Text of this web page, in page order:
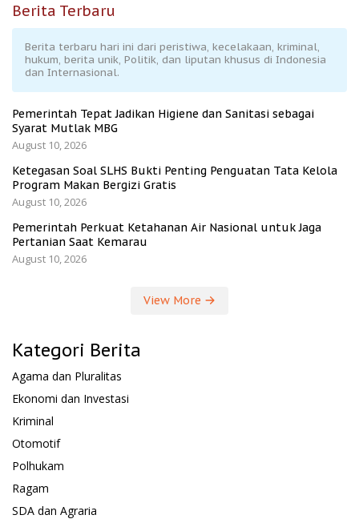
Berita Terbaru
Berita terbaru hari ini dari peristiwa, kecelakaan, kriminal,
hukum, berita unik, Politik, dan liputan khusus di Indonesia
dan Internasional.
Pemerintah Tepat Jadikan Higiene dan Sanitasi sebagai
Syarat Mutlak MBG
August 10, 2026
Ketegasan Soal SLHS Bukti Penting Penguatan Tata Kelola
Program Makan Bergizi Gratis
August 10, 2026
Pemerintah Perkuat Ketahanan Air Nasional untuk Jaga
Pertanian Saat Kemarau
August 10, 2026
View More
Kategori Berita
Agama dan Pluralitas
Ekonomi dan Investasi
Kriminal
Otomotif
Polhukam
Ragam
SDA dan Agraria